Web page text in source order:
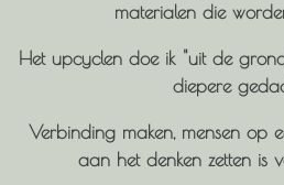
materialen die
Het upcyclen doe ik "uit de
diepere
Verbinding maken, mensen op
aan het denken zetten is